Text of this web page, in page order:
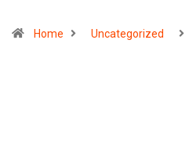
Home Uncategorized